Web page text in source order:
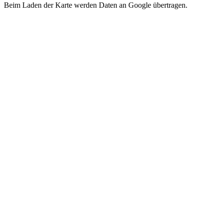
Beim Laden der Karte werden Daten an Google übertragen.